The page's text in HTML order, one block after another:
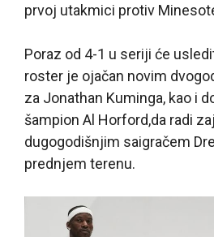
prvoj utakmici protiv
Poraz od 4-1 u seriji će
roster je ojačan novim
za Jonathan Kuminga, kao i
šampion Al Horford,da radi
dugogodišnjim saigračem
prednjem terenu.